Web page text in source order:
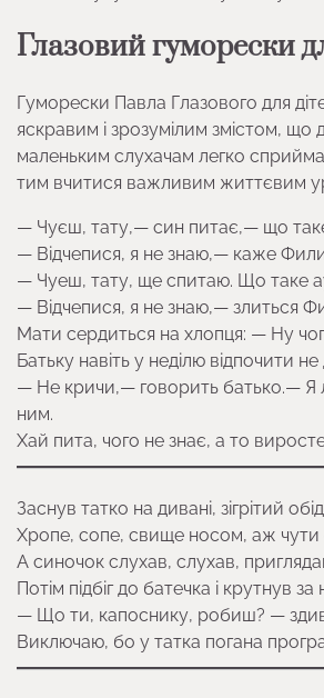
Глазовий гуморески
Гуморески Павла Глазового для
яскравим і зрозумілим змістом, що
маленьким слухачам легко
тим вчитися важливим життєвим
— Чуєш, тату,— син питає,— що
— Відчепися, я не знаю,— каже
— Чуеш, тату, ще спитаю. Що таке
— Відчепися, я не знаю,— злиться
Мати сердиться на хлопця: — Ну
Батьку навіть у неділю відпочити
— Не кричи,— говорить батько.— Я
ним.
Хай пита, чого не знає, а то
Заснув татко на дивані, зігрітий
Хропе, сопе, свище носом, аж чути
А синочок слухав, слухав,
Потім підбіг до батечка і крутнув за
— Що ти, капоснику, робиш? —
Виключаю, бо у татка погана